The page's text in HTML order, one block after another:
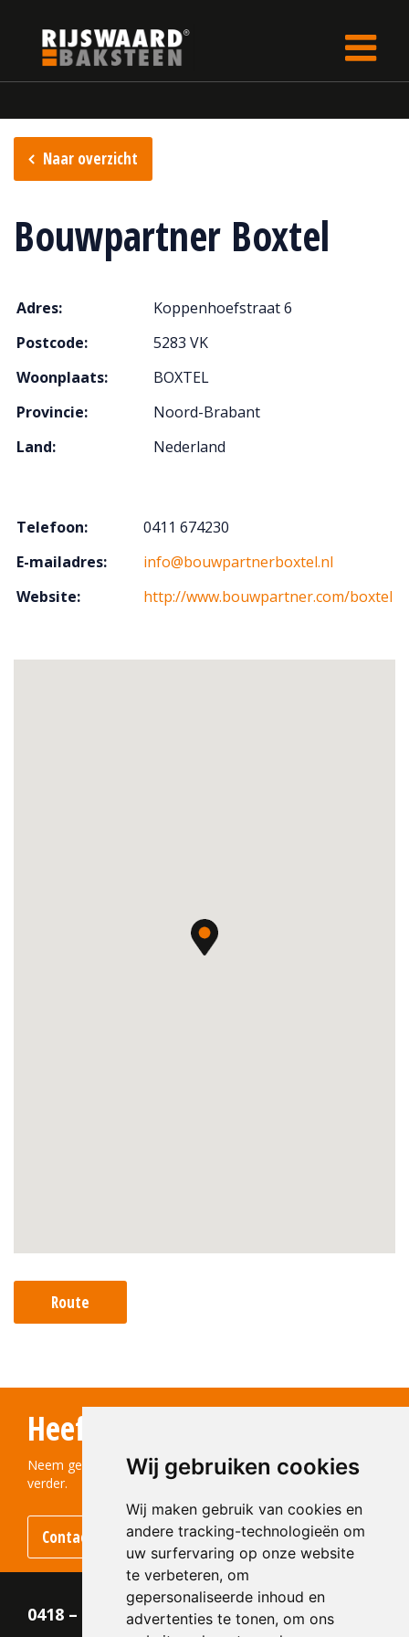
Wij gebruiken cookies
Wij maken gebruik van cookies en
andere tracking-technologieën om
uw surfervaring op onze website
te verbeteren, om
gepersonaliseerde inhoud en
advertenties te tonen, om ons
Naar overzicht
Bouwpartner Boxtel
Adres:
Koppenhoefstraat 6
Postcode:
5283 VK
Woonplaats:
BOXTEL
Provincie:
Noord-Brabant
Land:
Nederland
Telefoon:
0411 674230
E-mailadres:
info@bouwpartnerboxtel.nl
Website:
http://www.bouwpartner.com/boxtel
Route
Heeft u vragen?
Neem gerust contact met ons op! We helpen u graag
verder.
Contact opnemen
0418 – 55 22 21